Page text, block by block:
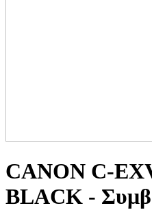
CANON C-
BLACK -